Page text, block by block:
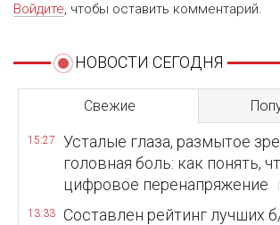
Войдите, чтобы оставить комментарий.
НОВОСТИ СЕГОДНЯ
Свежие
15:27
Усталые глаза, размытое
головная боль: как понять,
цифровое перенапряжение
13:33
Составлен рейтинг лучших